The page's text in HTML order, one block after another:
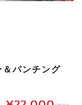
パンチング